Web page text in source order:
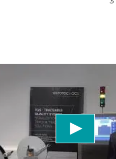
do seu consentimento
de vídeo do YouTube!
um serviço de terceiros para
que pode coletar dados sobre
os detalhes e aceite o